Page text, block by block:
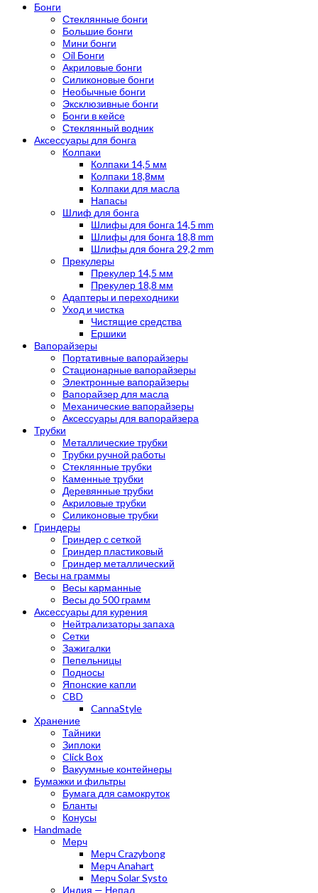
Бонги
Стеклянные бонги
Большие бонги
Мини бонги
Oil Бонги
Акриловые бонги
Силиконовые бонги
Необычные бонги
Эксклюзивные бонги
Бонги в кейсе
Стеклянный водник
Аксессуары для бонга
Колпаки
Колпаки 14,5 мм
Колпаки 18,8мм
Колпаки для масла
Напасы
Шлиф для бонга
Шлифы для бонга 14,5 mm
Шлифы для бонга 18,8 mm
Шлифы для бонга 29,2 mm
Прекулеры
Прекулер 14,5 мм
Прекулер 18,8 мм
Адаптеры и переходники
Уход и чистка
Чистящие средства
Ершики
Вапорайзеры
Портативные вапорайзеры
Стационарные вапорайзеры
Электронные вапорайзеры
Вапорайзер для масла
Механические вапорайзеры
Аксессуары для вапорайзера
Трубки
Металлические трубки
Трубки ручной работы
Стеклянные трубки
Каменные трубки
Деревянные трубки
Акриловые трубки
Силиконовые трубки
Гриндеры
Гриндер с сеткой
Гриндер пластиковый
Гриндер металлический
Весы на граммы
Весы карманные
Весы до 500 грамм
Аксессуары для курения
Нейтрализаторы запаха
Сетки
Зажигалки
Пепельницы
Подносы
Японские капли
CBD
CannaStyle
Хранение
Тайники
Зиплоки
Click Box
Вакуумные контейнеры
Бумажки и фильтры
Бумага для самокруток
Бланты
Конусы
Handmade
Мерч
Мерч Crazybong
Мерч Anahart
Мерч Solar Systo
Индия — Непал